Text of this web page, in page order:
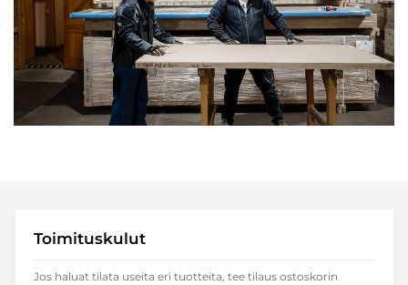
Toimituskulut
Jos haluat tilata useita eri tuotteita, tee tilaus ostoskorin